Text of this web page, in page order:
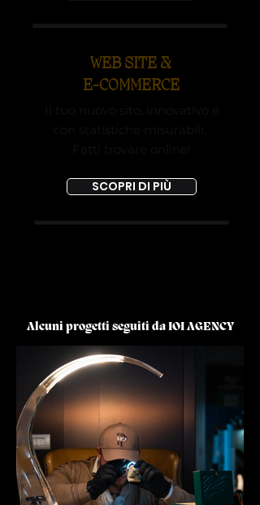
WEB SITE &
E-COMMERCE
SCOPRI DI PIÙ
Alcuni progetti seguiti da IOI AGENCY